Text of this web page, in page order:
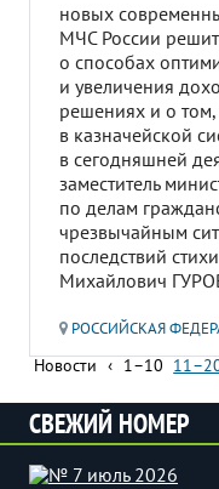
новых
МЧС России
о способах
и увеличения
решениях и о
в казначейской
в сегодняшней
заместитель
по делам
чрезвычайным
последствий
Михайлович
РОССИЙСКАЯ
Новости ‹ 1–10
СВЕЖИЙ НОМЕР